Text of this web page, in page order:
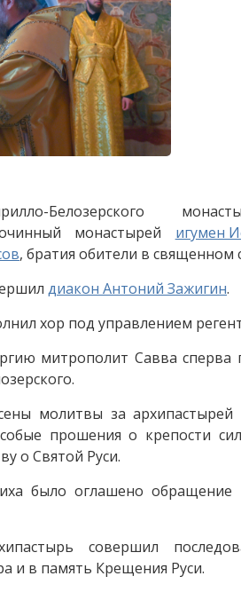
Белозерского
монастырей игумен
, братия обители в священном
диакон Антоний Зажигин.
хор под управлением
митрополит Савва сперва
молитвы за
прошения о крепости
о Святой Руси.
было оглашено
совершил
и в память Крещения Руси.